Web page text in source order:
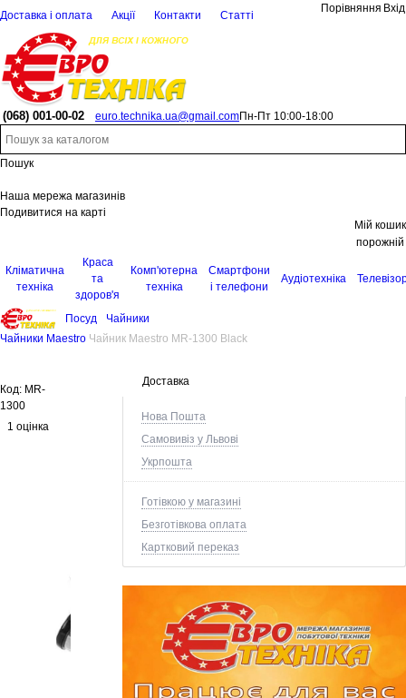
Доставка і оплата Акції Контакти Статті
Порівняння Вхід
(068) 001-00-02 euro.technika.ua@gmail.comПн-Пт 10:00-18:00
Пошук
Наша мережа магазинів
Подивитися на карті
Мій кошик
порожній
Кліматична
техніка
Краса
та
здоров'я
Комп'ютерна
техніка
Смартфони
і телефони
Аудіотехніка
Посуд
Чайники
Чайники Maestro Чайник Maestro MR-1300 Black
Доставка
Нова Пошта
Самовивіз у Львові
Укрпошта
Готівкою у магазині
Безготівкова оплата
Картковий переказ
Код: MR-
1300
1 оцінка